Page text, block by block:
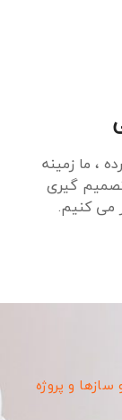
، ما زمینه
گیری
می کنیم.
و پروژه